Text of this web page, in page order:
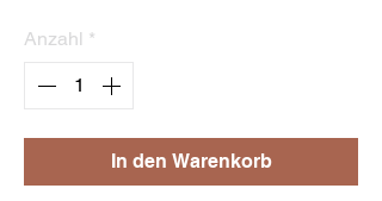
Anzahl *
In den Warenkorb